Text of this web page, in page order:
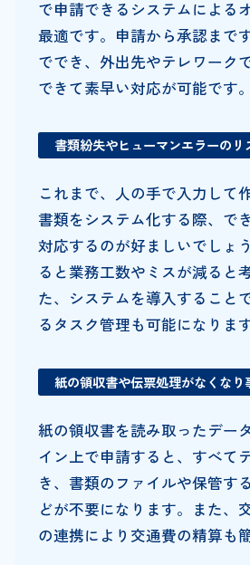
で申請できるシステムによる
最適です。申請から承認まで
ででき、外出先やテレワーク
できて素早い対応が可能です。
書類紛失やヒューマンエラーのリ
これまで、人の手で入力して
書類をシステム化する際、で
対応するのが好ましいでしょ
ると業務工数やミスが減ると
た、システムを導入すること
るタスク管理も可能になります
紙の領収書や伝票処理がなくなり
紙の領収書を読み取ったデー
イン上で申請すると、すべて
き、書類のファイルや保管す
どが不要になります。また、
の連携により交通費の精算も